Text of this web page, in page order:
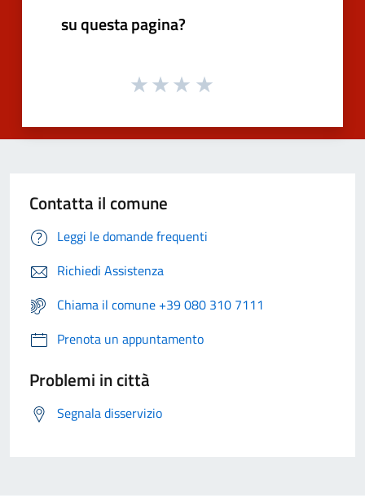
su questa pagina?
Contatta il comune
Leggi le domande frequenti
Richiedi Assistenza
Chiama il comune +39 080 310 7111
Prenota un appuntamento
Problemi in città
Segnala disservizio